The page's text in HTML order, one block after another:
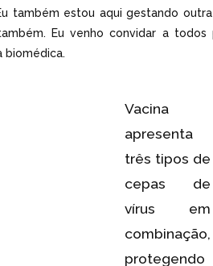
também estou aqui gestando
Eu venho convidar a todos
biomédica.
Vacina
apresenta
três tipos de
cepas de
vírus em
combinação,
protegendo